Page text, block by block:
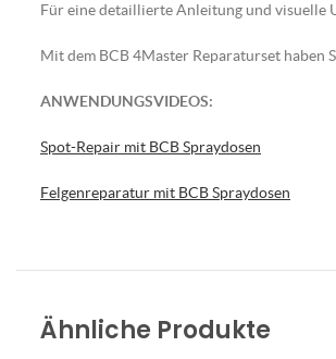
Für eine detaillierte Anleitung und visuelle
Mit dem BCB 4Master Reparaturset haben
ANWENDUNGSVIDEOS:
Spot-Repair mit BCB Spraydosen
Felgenreparatur mit BCB Spraydosen
Ähnliche Produkte